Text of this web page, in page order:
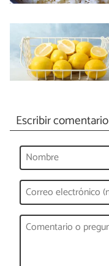
Escribir comentario